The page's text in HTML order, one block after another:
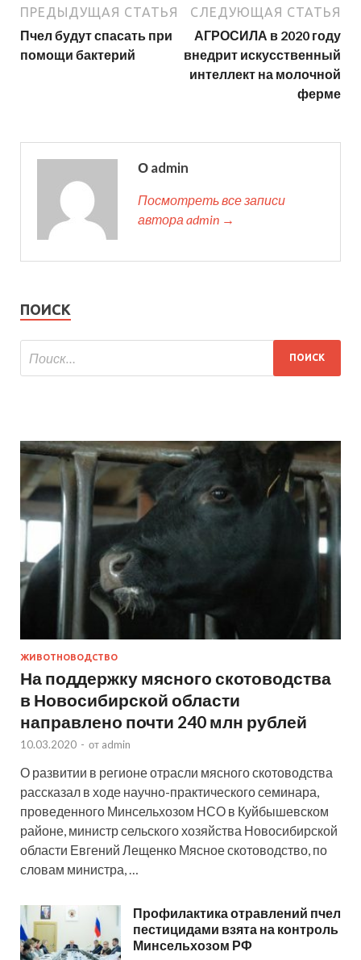
ПРЕДЫДУЩАЯ СТАТЬЯ
Пчел будут спасать при
помощи бактерий
СЛЕДУЮЩАЯ СТАТЬЯ
АГРОСИЛА в 2020 году
внедрит искусственный
интеллект на молочной
ферме
О admin
Посмотреть все записи
автора admin →
ПОИСК
ЖИВОТНОВОДСТВО
На поддержку мясного скотоводства
в Новосибирской области
направлено почти 240 млн рублей
10.03.2020 - от admin
О развитии в регионе отрасли мясного скотоводства
рассказал в ходе научно-практического семинара,
проведенного Минсельхозом НСО в Куйбышевском
районе, министр сельского хозяйства Новосибирской
области Евгений Лещенко Мясное скотоводство, по
словам министра, …
Профилактика отравлений пчел
пестицидами взята на контроль
Минсельхозом РФ